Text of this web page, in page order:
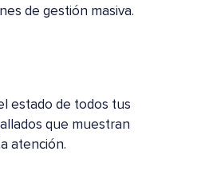
de gestión masiva.
estado de todos tus
que muestran
atención.